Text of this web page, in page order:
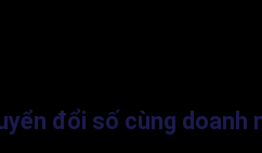
đổi số cùng doanh